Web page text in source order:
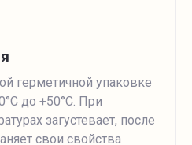
герметичной упаковке
до +50°С. При
загустевает, после
свои свойства